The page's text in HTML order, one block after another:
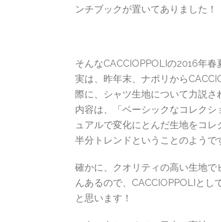
ンチブックが置いてありました！
そんなCACCIOPPOLIの2016年
実は、昨年末、ナポリから
際に、シャツ生地について力説さ
内容は、「ベーシックなコレク
ュアルで変化にとんだ生地をコ
半分トレンドということのようで
確かに、クオリティの高い生地
んあるので、CACCIOPPOLIとし
と思います！